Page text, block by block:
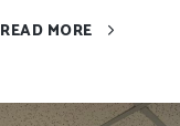
READ MORE